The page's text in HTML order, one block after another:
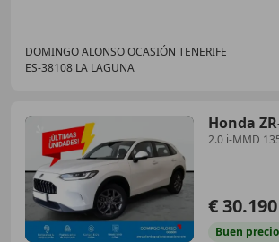
DOMINGO ALONSO OCASIÓN TENERIFE
ES-38108 LA LAGUNA
Honda
2.0 i-MMD
€ 30.190
Buen precio